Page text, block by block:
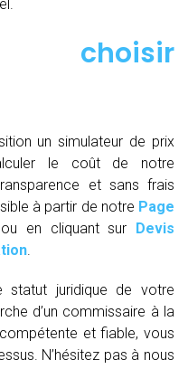
choisir
un simulateur de prix
le coût de notre
et sans frais
à partir de notre Page
en cliquant sur Devis
.
statut juridique de votre
d’un commissaire à la
et fiable, vous
N’hésitez pas à nous